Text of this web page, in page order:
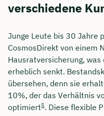
verschiedene
Junge Leute bis 30 Jahre
CosmosDirekt von einem
Hausratversicherung,
erheblich senkt.
übersehen, denn sie
10%, der das Verhältnis
optimiert5. Diese flexible